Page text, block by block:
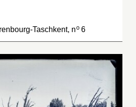
Taschkent, no6